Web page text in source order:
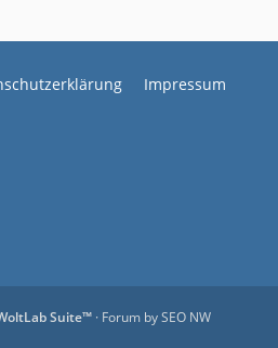
Impressum
Suite™· Forum bySEO NW